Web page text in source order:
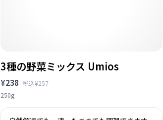
3種の野菜ミックス Umios
¥238 税込¥257
250g